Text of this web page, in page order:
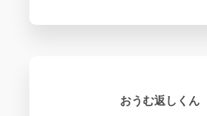
おうむ返しくん